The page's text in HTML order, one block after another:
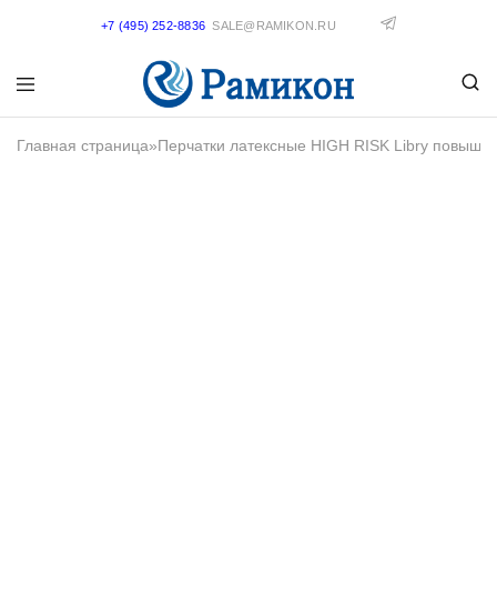
+7 (495) 252-8836 SALE@RAMIKON.RU
Главная страница»Перчатки латексные HIGH RISK Libry